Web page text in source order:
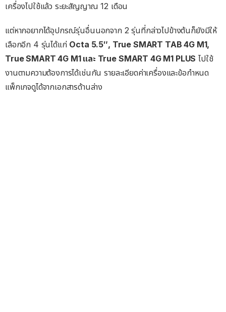
เครื่องไปใช้แล้ว ระยะสัญญาณ 12 เดือน
แต่หากอยากได้อุปกรณ์รุ่นอื่นนอกจาก 2 รุ่นที่กล่าวไปข้างต้นก็ยังมีให้
เลือกอีก 4 รุ่นได้แก่ Octa 5.5″, True SMART TAB 4G M1,
True SMART 4G M1 และ True SMART 4G M1 PLUS ไปใช้
งานตามความต้องการได้เช่นกัน รายละเอียดค่าเครื่องและข้อกำหนด
แพ็กเกจดูได้จากเอกสารด้านล่าง